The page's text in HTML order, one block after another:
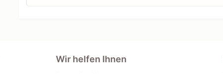
Wir helfen Ihnen